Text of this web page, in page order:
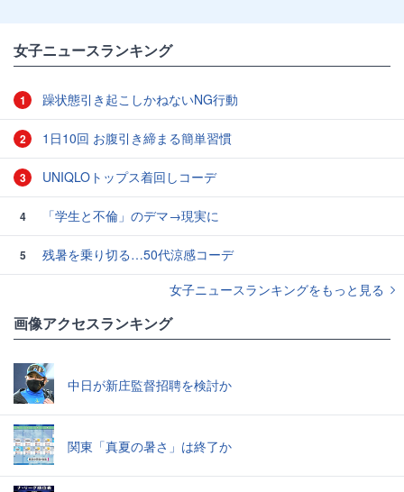
女子ニュースランキング
1 躁状態引き起こしかねないNG行動
2 1日10回 お腹引き締まる簡単習慣
3 UNIQLOトップス着回しコーデ
4 「学生と不倫」のデマ→現実に
5
残暑を乗り切る…50代涼感コーデ
女子ニュースランキングをもっと見る
画像アクセスランキング
中日が新庄監督招聘を検討か
関東「真夏の暑さ」は終了か